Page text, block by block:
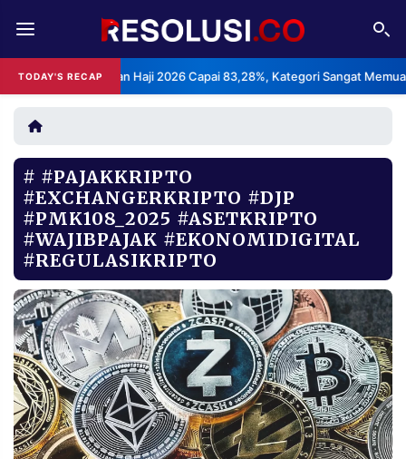
TODAY'S RECAP
Layanan Haji 2026 Capai 83,28%, Kategori Sangat Memuaskan.
REDAKSI TENTANG
RESOLUSI IKLAN
RUBRIKASI
EDITORIAL AKSARA
FINANSIA PERSONA
DAERAH NASIONAL
MANCA SPORT
INFORMASI
PRIVACY
POLICY
BERITA
WARGA
INFORMASI KIRIM
#PAJAKKRIPTO
#EXCHANGERKRIPTO #DJP
#PMK108_2025 #ASETKRIPTO
#WAJIBPAJAK #EKONOMIDIGITAL
#REGULASIKRIPTO